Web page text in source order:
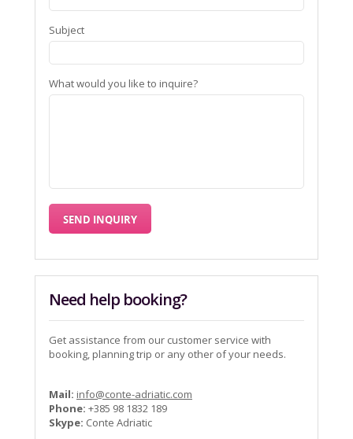
Subject
What would you like to inquire?
Need help booking?
Get assistance from our customer service with
booking, planning trip or any other of your needs.
Mail: info@conte-adriatic.com
Phone: +385 98 1832 189
Skype: Conte Adriatic